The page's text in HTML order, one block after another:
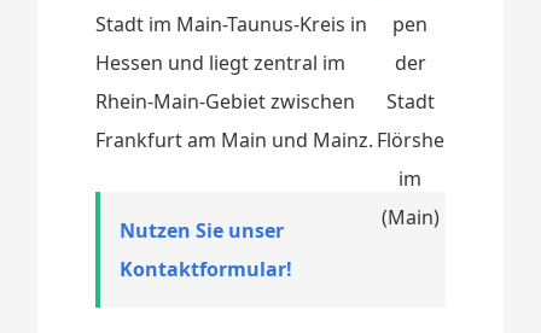
Stadt im Main-Taunus-Kreis in
Hessen und liegt zentral im
Rhein-Main-Gebiet zwischen
Frankfurt am Main und Mainz.
Nutzen Sie unser
Kontaktformular!